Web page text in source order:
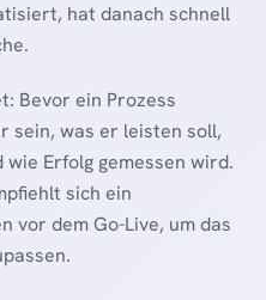
hat danach schnell
Bevor ein Prozess
sein, was er leisten soll,
Erfolg gemessen wird.
sich ein
vor dem Go-Live, um das